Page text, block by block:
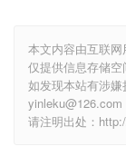
本文内容由互联
仅提供信息存储空
如发现本站有涉
yinleku@126.com
请注明出处：